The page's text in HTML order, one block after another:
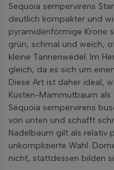
Sequoia sempervirens
deutlich kompakter und
pyramidenförmige Krone
grün, schmal und weich,
kleine Tannenwedel. Im
gleich, da es sich um
Diese Art ist daher ideal,
Küsten-Mammutbaum als
Sequoia sempervirens
von unten und schafft
Nadelbaum gilt als relativ
unkomplizierte Wahl.
nicht, stattdessen bilden